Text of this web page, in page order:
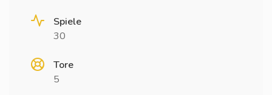
Spiele
30
Tore
5